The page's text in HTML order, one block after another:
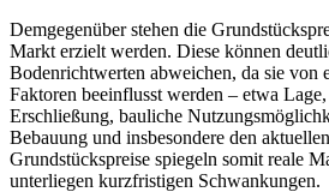
Demgegenüber stehen die
Markt erzielt werden. Diese können
Bodenrichtwerten abweichen, da sie
Faktoren beeinflusst werden – etwa
Erschließung, bauliche
Bebauung und insbesondere den
Grundstückspreise spiegeln somit reale
unterliegen kurzfristigen Schwankungen.